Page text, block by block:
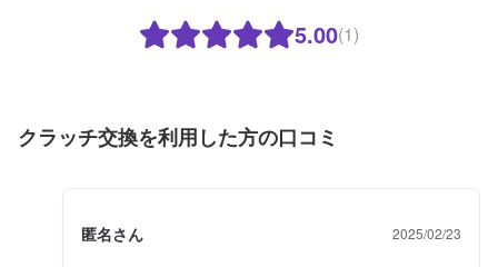
5.00(1)
クラッチ交換を利用した方の口コミ
匿名さん 2025/02/23